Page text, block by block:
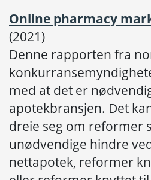
Online pharmacy
(2021)
Denne rapporten fra
med at det er
apotekbransjen. Det
dreie seg om reformer
unødvendige hindre
nettapotek, reformer